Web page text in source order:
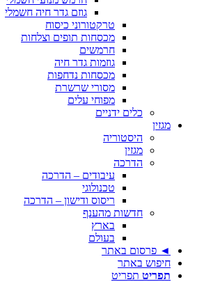
גוזם גדר חיה חשמלי
טרקטורוני כיסוח
מכסחות תופים וצלחות
חרמשים
גוזמות גדר חיה
מכסחות נדחפות
מסורי שרשרת
מפוחי עלים
כלים ידניים
מגזין
היסטוריה
מגזין
הדרכה
עיבודים – הדרכה
טכנולוגי
ריסוס ודישון – הדרכה
חדשות מהענף
בארץ
בעולם
◄ פרסום באתר
חיפוש באתר
תפריט תפריט